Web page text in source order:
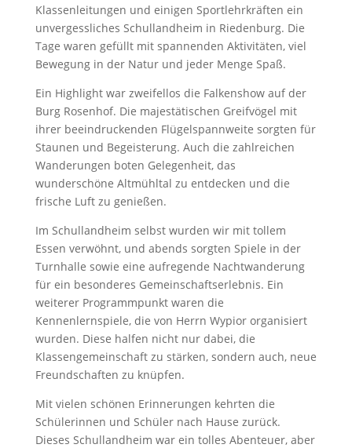
Klassenleitungen und einigen Sportlehrkräften ein
unvergessliches Schullandheim in Riedenburg. Die
Tage waren gefüllt mit spannenden Aktivitäten, viel
Bewegung in der Natur und jeder Menge Spaß.
Ein Highlight war zweifellos die Falkenshow auf der
Burg Rosenhof. Die majestätischen Greifvögel mit
ihrer beeindruckenden Flügelspannweite sorgten für
Staunen und Begeisterung. Auch die zahlreichen
Wanderungen boten Gelegenheit, das
wunderschöne Altmühltal zu entdecken und die
frische Luft zu genießen.
Im Schullandheim selbst wurden wir mit tollem
Essen verwöhnt, und abends sorgten Spiele in der
Turnhalle sowie eine aufregende Nachtwanderung
für ein besonderes Gemeinschaftserlebnis. Ein
weiterer Programmpunkt waren die
Kennenlernspiele, die von Herrn Wypior organisiert
wurden. Diese halfen nicht nur dabei, die
Klassengemeinschaft zu stärken, sondern auch, neue
Freundschaften zu knüpfen.
Mit vielen schönen Erinnerungen kehrten die
Schülerinnen und Schüler nach Hause zurück.
Dieses Schullandheim war ein tolles Abenteuer, aber